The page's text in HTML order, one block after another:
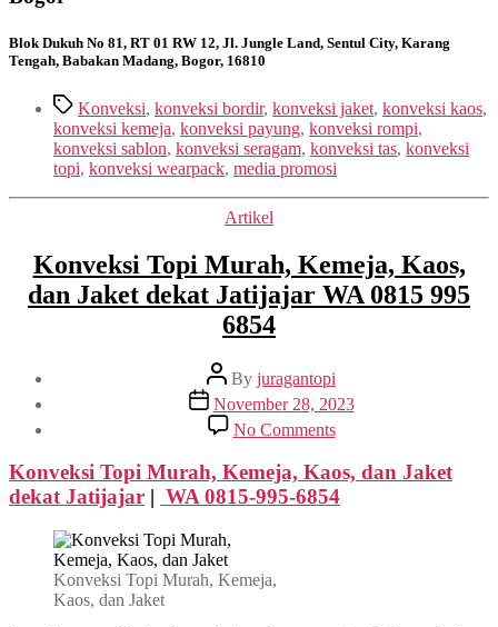
Blok Dukuh No 81, RT 01 RW 12, Jl. Jungle Land, Sentul City, Karang
Tengah, Babakan Madang, Bogor, 16810
TagsKonveksi, konveksi bordir, konveksi jaket, konveksi kaos,
konveksi kemeja, konveksi payung, konveksi rompi,
konveksi sablon, konveksi seragam, konveksi tas, konveksi
topi, konveksi wearpack, media promosi
Categories
Artikel
Konveksi Topi Murah, Kemeja, Kaos,
dan Jaket dekat Jatijajar WA 0815 995
6854
Post
author
By juragantopi
Post
date
November 28, 2023
No Commentson
Konveksi
Murah,
Kemeja,
Konveksi Topi Murah, Kemeja, Kaos, dan Jaket
dekatJatijajar | WA 0815-995-6854
Konveksi Topi Murah, Kemeja,
Kaos, dan Jaket